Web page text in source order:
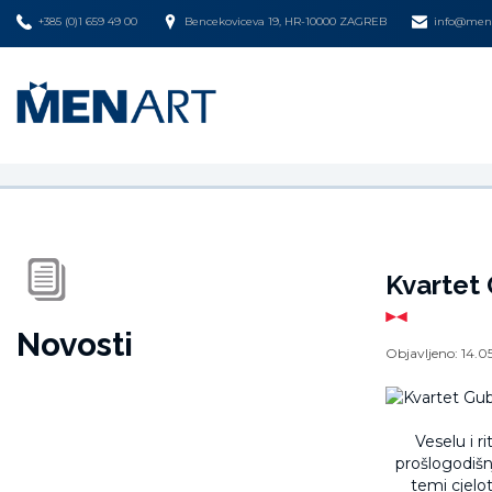
+385 (0)1 659 49 00 Bencekoviceva 19, HR-10000 ZAGREB
Novosti
Kvartet
Objavljeno:
Veselu i
temi